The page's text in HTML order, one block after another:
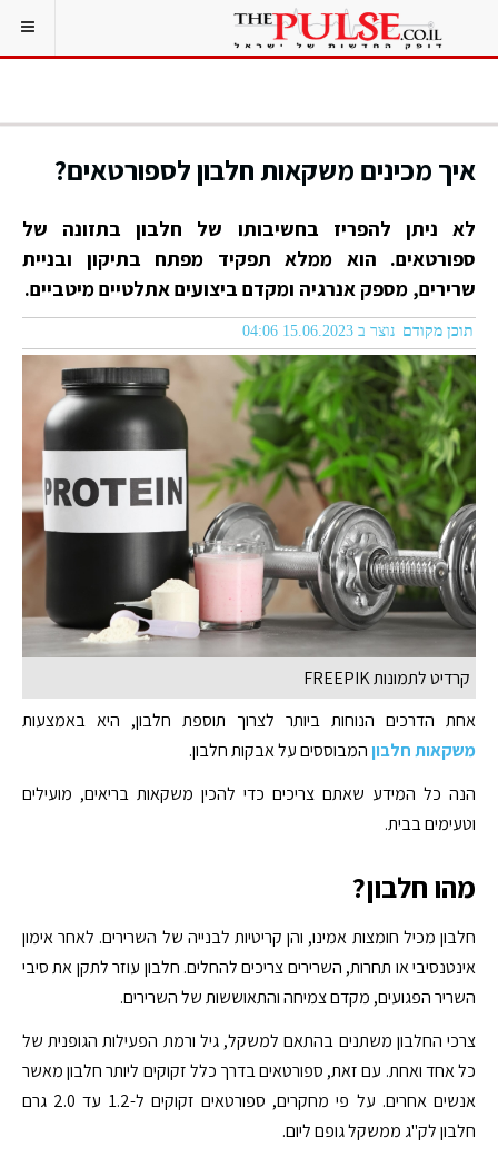
איך מכינים משקאות חלבון לספורטאים?
לא ניתן להפריז בחשיבותו של חלבון בתזונה של
ספורטאים. הוא ממלא תפקיד מפתח בתיקון ובניית
שרירים, מספק אנרגיה ומקדם ביצועים אתלטיים מיטביים.
תוכן מקודם נוצר ב 15.06.2023 04:06
קרדיט לתמונות FREEPIK
אחת הדרכים הנוחות ביותר לצרוך תוספת חלבון, היא באמצעות
משקאות חלבוןהמבוססים על אבקות חלבון.
הנה כל המידע שאתם צריכים כדי להכין משקאות בריאים, מועילים
וטעימים בבית.
מהו חלבון?
חלבון מכיל חומצות אמינו, והן קריטיות לבנייה של השרירים. לאחר אימון
אינטנסיבי או תחרות, השרירים צריכים להחלים. חלבון עוזר לתקן את סיבי
השריר הפגועים, מקדם צמיחה והתאוששות של השרירים.
צרכי החלבון משתנים בהתאם למשקל, גיל ורמת הפעילות הגופנית של
כל אחד ואחת. עם זאת, ספורטאים בדרך כלל זקוקים ליותר חלבון מאשר
אנשים אחרים. על פי מחקרים, ספורטאים זקוקים ל-1.2 עד 2.0 גרם
חלבון לק"ג ממשקל גופם ליום.